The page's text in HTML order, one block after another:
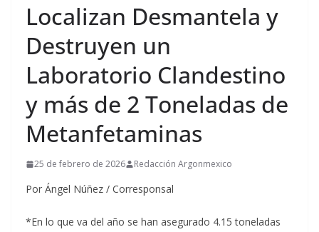
Localizan Desmantela y
Destruyen un
Laboratorio Clandestino
y más de 2 Toneladas de
Metanfetaminas
25 de febrero de 2026 Redacción Argonmexico
Por Ángel Núñez / Corresponsal
*En lo que va del año se han asegurado 4.15 toneladas